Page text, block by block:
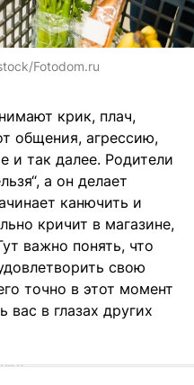
Fotodom.ru
крик, плач,
общения, агрессию,
и так далее. Родители
а он делает
канючить и
кричит в магазине,
важно понять, что
свою
точно в этот момент
вас в глазах других